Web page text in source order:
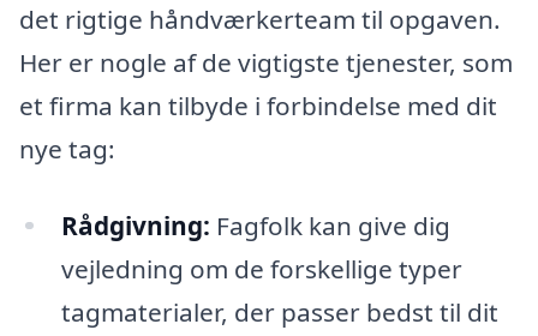
det rigtige håndværkerteam til opgaven.
Her er nogle af de vigtigste tjenester, som
et firma kan tilbyde i forbindelse med dit
nye tag:
Rådgivning: Fagfolk kan give dig
vejledning om de forskellige typer
tagmaterialer, der passer bedst til dit